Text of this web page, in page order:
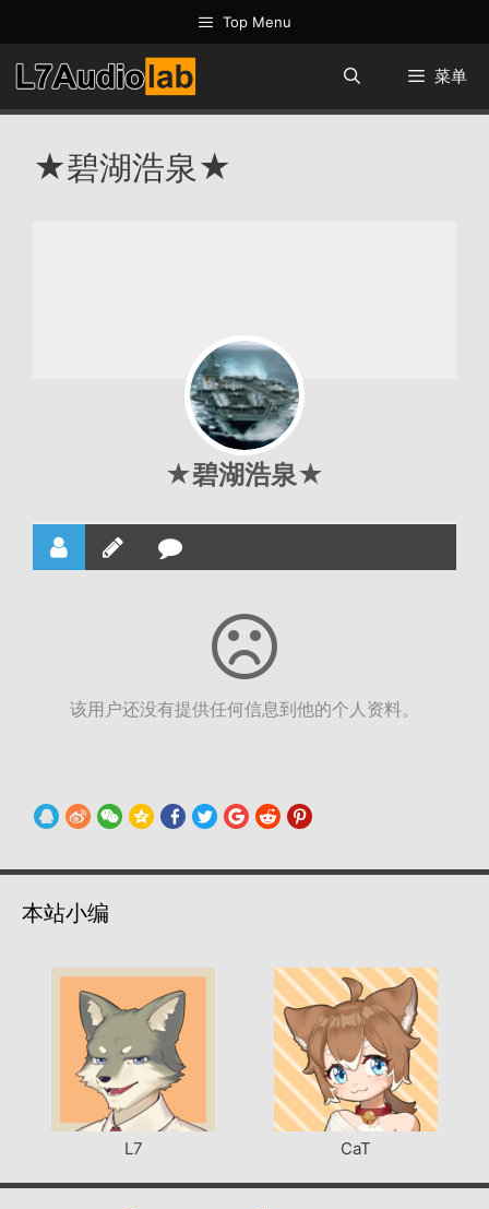
至
内
容
Top Menu
菜单
★碧湖浩泉★
★碧湖浩泉★
该用户还没有提供任何信息到他的个人资料。
本站小编
L7 CaT